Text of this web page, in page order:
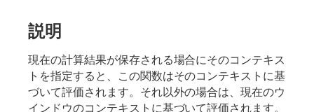
説明
現在の計算結果が保存される場合にそのコンテキス
トを指定すると、この関数はそのコンテキストに基
づいて評価されます。それ以外の場合は、現在のウ
インドウのコンテキストに基づいて評価されます。